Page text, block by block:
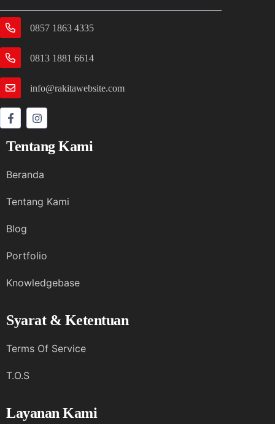
0857 1863 4335
0813 1881 6614
info@rakitawebsite.com
Tentang Kami
Beranda
Tentang Kami
Blog
Portfolio
Knowledgebase
Syarat & Ketentuan
Terms Of Service
T.O.S
Layanan Kami